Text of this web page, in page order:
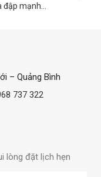
mạnh...
– Quảng Bình
737 322
lòng đặt lịch hẹn